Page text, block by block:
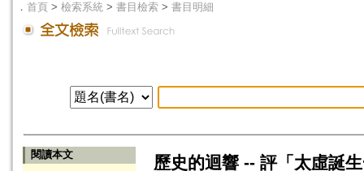
． 首頁 > 檢索系統 > 書目檢索 > 書目明細
閱讀本文
歷史的迴響 -- 評「太虛誕